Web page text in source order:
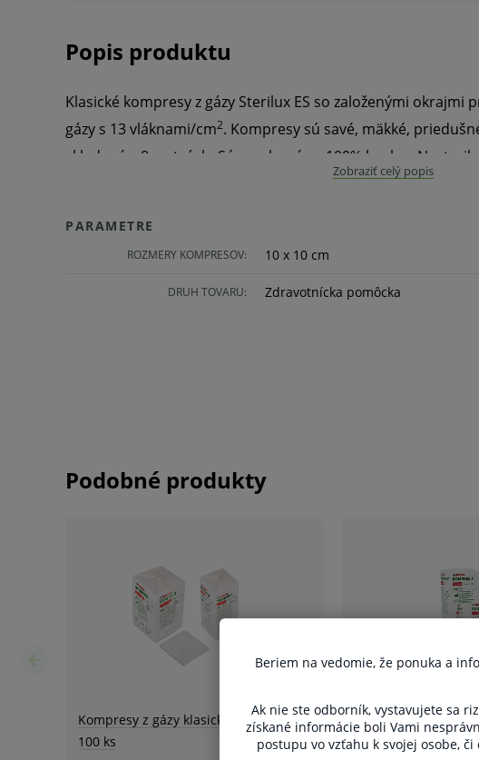
Popis produktu
Klasické kompresy z gázy Sterilux ES so založenými okrajmi
gázy s 13 vláknami/cm2. Kompresy sú savé, mäkké,
skladané v 8 vrstvách. Sú vyrobené zo 100% bavlny.
Rôzne rozmery.
Oblasti použitia:
Na všestrannú starostlivosť o rany, napr. pri prvom
infikovaných a silne secernujúcich rán.
Sekundárny krycí materiál alebo ako tampóny pri
ambulanciách a na klinikách.
Zobraziť celý popis
PARAMETRE
ROZMERY KOMPRESOV: 10 x 10 cm
DRUH TOVARU: Zdravotnícka pomôcka
Beriem na vedomie, že ponuka a
Ak nie ste odborník, vystavujete sa
získané informácie boli Vami
postupu vo vzťahu k svojej osobe,